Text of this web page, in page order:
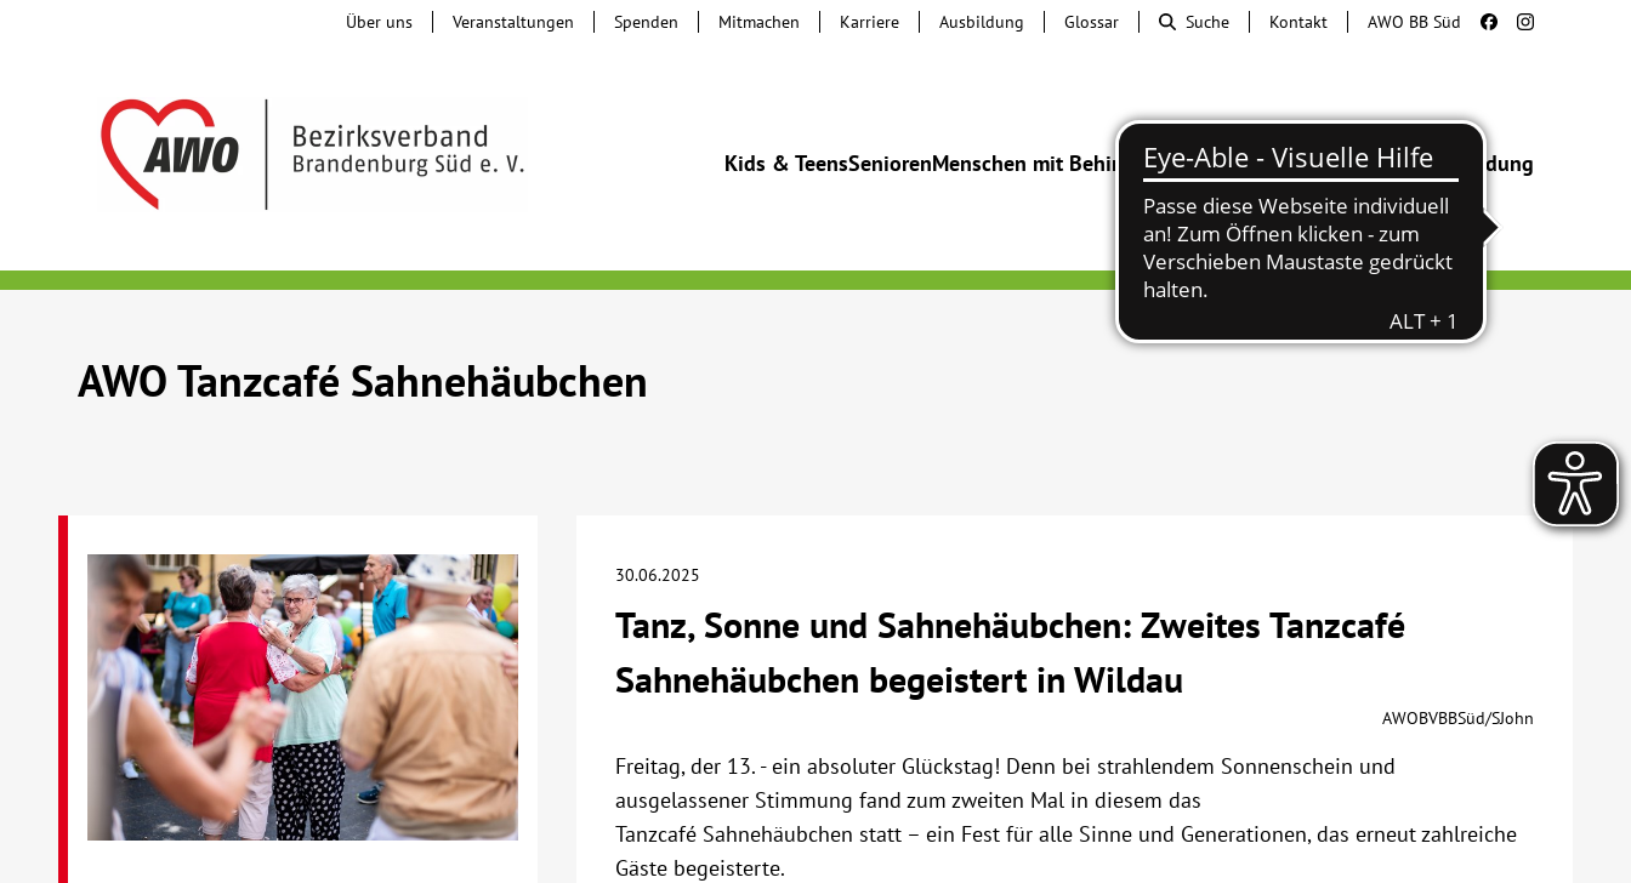
Kids & TeensSeniorenMenschen mit BehinderungBeratung & HilfeBegegnung Bildung
Über uns Veranstaltungen Spenden Mitmachen Karriere Ausbildung Glossar Suche Kontakt AWO BB Süd
AWO Tanzcafé Sahnehäubchen
30.06.2025
Tanz, Sonne und Sahnehäubchen: Zweites Tanzcafé
Sahnehäubchen begeistert in Wildau
AWOBVBBSüd/SJohn
Freitag, der 13. - ein absoluter Glückstag! Denn bei strahlendem Sonnenschein und
ausgelassener Stimmung fand zum zweiten Mal in diesem das
Tanzcafé Sahnehäubchen statt – ein Fest für alle Sinne und Generationen, das erneut zahlreiche
Gäste begeisterte.